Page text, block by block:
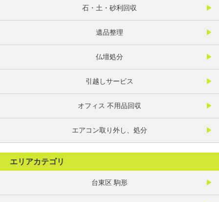
石・土・砂利回収
遺品整理
仏壇処分
引越しサービス
オフィス 不用品回収
エアコン取り外し、処分
エリアカテゴリ
台東区 駒形